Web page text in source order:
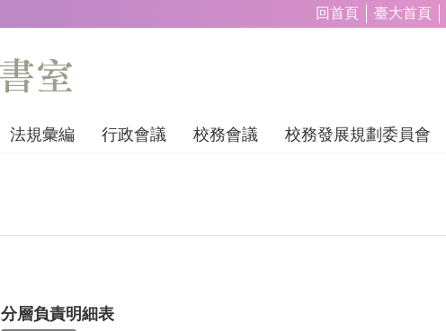
回首頁 臺大首頁
法規彙編 行政會議 校務會議 校務發展規劃委員會
分層負責明細表